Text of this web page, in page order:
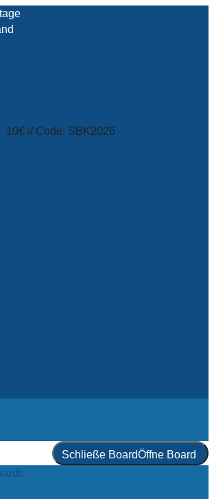
10€ // Code: SBK2026
Schließe BoardÖffne Board